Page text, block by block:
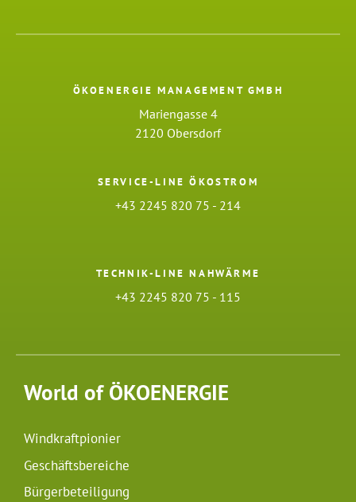
ÖKOENERGIE MANAGEMENT GMBH
Mariengasse 4
2120 Obersdorf
SERVICE-LINE ÖKOSTROM
+43 2245 820 75 - 214
TECHNIK-LINE NAHWÄRME
+43 2245 820 75 - 115
World of ÖKOENERGIE
Windkraftpionier
Geschäftsbereiche
Bürgerbeteiligung